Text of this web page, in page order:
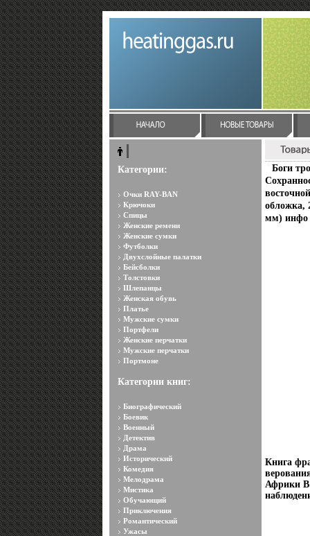
Категории:
Очки RAY-BAN
Крючоки
Спицы
Женские ремени
Женские сумки
Футболки
Двухслойные палатки
Бейсболки
Толстовки
Шлепанцы
Женская обувь
Платье
Мужские сумки
Портфели
Женские перчатки
Мужские перчатки
Портмоне
Категории книг:
Биографический
Боевик
Военный
Детектив
Драма
Исторический
Комедия
Мелодрама
Мистика
Обучающий
Приключения
Романтический
Ужасы
Боги
обложка,
мм) инфо
Книга
Африки В